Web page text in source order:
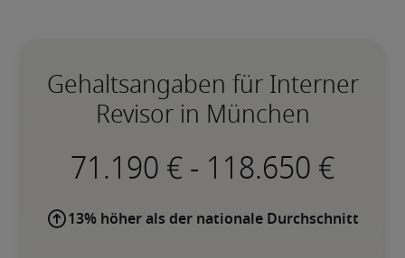
Gehaltsangaben für Interner
Revisor in München
-
13% höher als der nationale Durchschnitt